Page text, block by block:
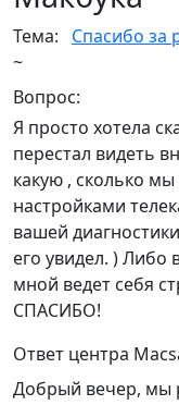
Тема:
Спасибо за
~
Вопрос:
Я просто хотела
перестал видеть
какую , сколько
настройками
вашей
его увидел. ) Либо
мной ведет себя
СПАСИБО!
Ответ центра
Добрый вечер, мы